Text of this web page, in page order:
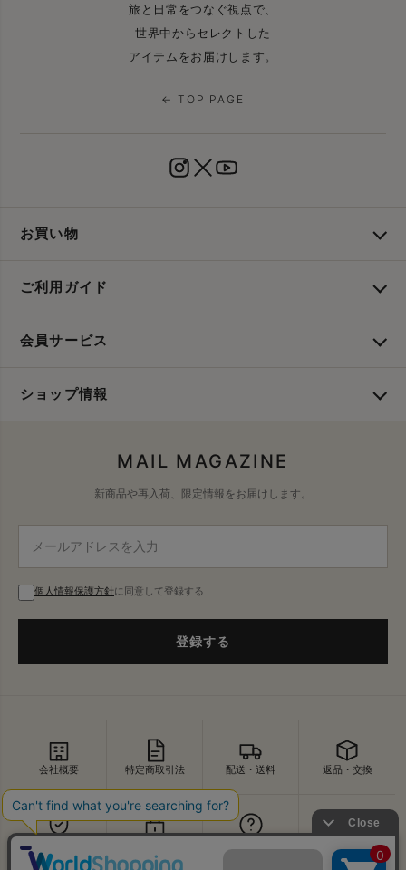
旅と日常をつなぐ視点で、
世界中からセレクトした
アイテムをお届けします。
← TOP PAGE
お買い物
ご利用ガイド
会員サービス
ショップ情報
MAIL MAGAZINE
新商品や再入荷、限定情報をお届けします。
個人情報保護方針に同意して登録する
登録する
会社概要 特定商取引法 配送・送料 返品・交換
セキュリティ お問い合わせ